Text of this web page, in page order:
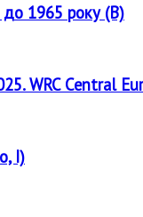
1965 року (B)
WRC Central
I)